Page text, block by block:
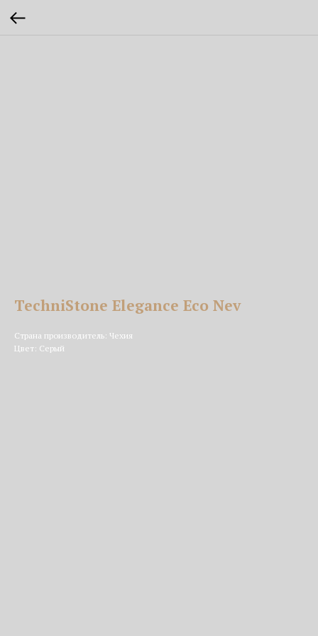
TechniStone Elegance Eco Nev
Страна производитель: Чехия
Цвет: Серый